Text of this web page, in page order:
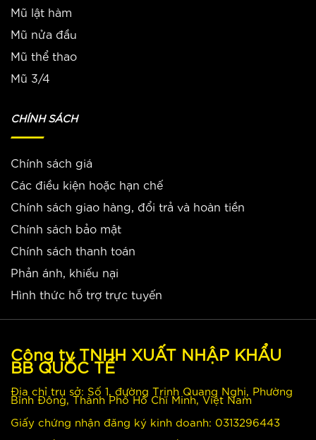
Mũ lật hàm
Mũ nửa đầu
Mũ thể thao
Mũ 3/4
CHÍNH SÁCH
Chính sách giá
Các điều kiện hoặc hạn chế
Chính sách giao hàng, đổi trả và hoàn tiền
Chính sách bảo mật
Chính sách thanh toán
Phản ánh, khiếu nại
Hình thức hỗ trợ trực tuyến
Công ty TNHH XUẤT NHẬP KHẨU
BB QUỐC TẾ
Địa chỉ trụ sở: Số 1, đường Trịnh Quang Nghị, Phường
Bình Đông, Thành Phố Hồ Chí Minh, Việt Nam
Giấy chứng nhận đăng ký kinh doanh: 0313296443